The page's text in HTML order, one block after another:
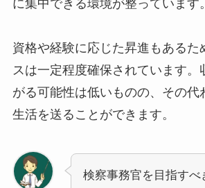
に集中できる環境が整っています。
資格や経験に応じた昇進もあるた
スは一定程度確保されています。
がる可能性は低いものの、その代
生活を送ることができます。
検察事務官を目指すべ